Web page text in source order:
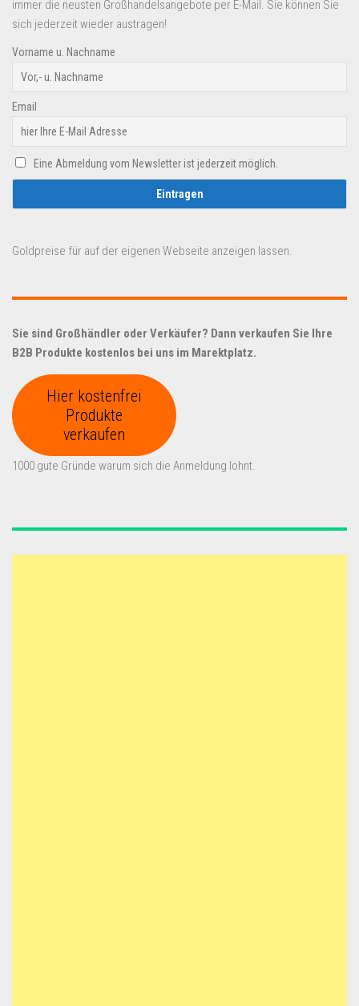
immer die neusten Großhandelsangebote per E-Mail. Sie können Sie
sich jederzeit wieder austragen!
Vorname u. Nachname
Email
Eine Abmeldung vom Newsletter ist jederzeit möglich.
Goldpreise für auf der eigenen Webseite anzeigen lassen.
Sie sind Großhändler oder Verkäufer? Dann verkaufen Sie Ihre
B2B Produkte kostenlos bei uns im Marektplatz.
Hier kostenfrei
Produkte
verkaufen
1000 gute Gründe warum sich die Anmeldung lohnt.